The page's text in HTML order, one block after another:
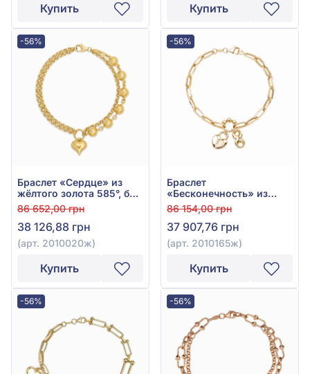
Купить Купить
-56%
Браслет «Сердце» из
жёлтого золота 585°, без
вставки, арт. 2010020ж
86 652,00 грн
38 126,88 грн
(арт. 2010020ж)
Купить
-56%
Браслет
«Бесконечность» из
жёлтого золота 585°, арт.
2010165ж
86 154,00 грн
37 907,76 грн
(арт. 2010165ж)
Купить
-56% -56%